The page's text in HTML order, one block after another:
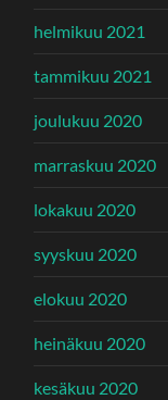
helmikuu 2021
tammikuu 2021
joulukuu 2020
marraskuu 2020
lokakuu 2020
syyskuu 2020
elokuu 2020
heinäkuu 2020
kesäkuu 2020